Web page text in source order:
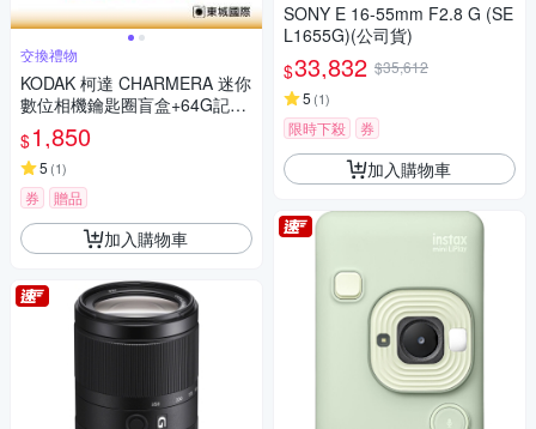
交換禮物
KODAK 柯達 CHARMERA 迷你
數位相機鑰匙圈盲盒+64G記憶
卡組
$1,850
5 (1)
券 贈品
加入購物車
SONY E 16-55mm F2.8 G (SE
L1655G)(公司貨)
$33,832 $35,612
5 (1)
限時下殺 券
加入購物車